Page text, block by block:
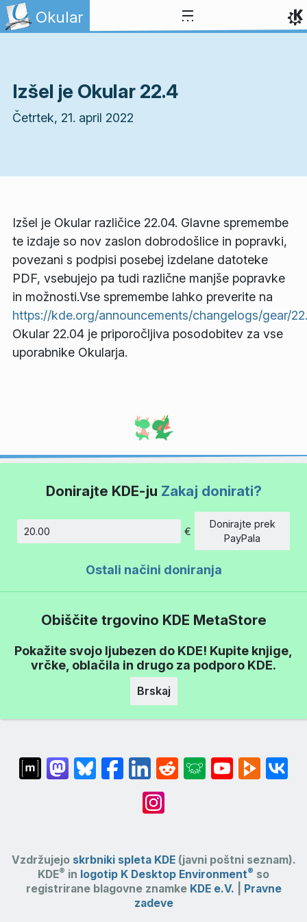
Preskoči na vsebino
Okular
Izšel je Okular 22.4
Četrtek, 21. april 2022
Izšel je Okular različice 22.04. Glavne spremembe
te izdaje so nov zaslon dobrodošlice in popravki,
povezani s podpisi posebej izdelane datoteke
PDF, vsebujejo pa tudi različne manjše popravke
in možnosti.Vse spremembe lahko preverite na
https://kde.org/announcements/changelogs/gear/
Okular 22.04 je priporočljiva posodobitev za vse
uporabnike Okularja.
Donirajte KDE-ju Zakaj donirati?
Znesek
€
Donirajte prek
PayPala
Ostali načini doniranja
Obiščite trgovino KDE MetaStore
Pokažite svojo ljubezen do KDE! Kupite knjige,
vrčke, oblačila in drugo za podporo KDE.
Brskaj
Vzdržujejo skrbniki spleta KDE(javni poštni seznam).
KDE® in logotip K Desktop Environment® so
registrirane blagovne znamke KDE e.V.
Pravne
zadeve